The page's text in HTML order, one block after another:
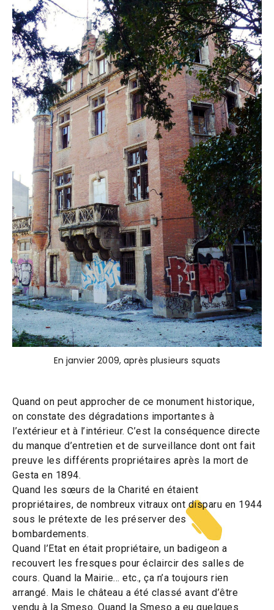
En janvier 2009, après plusieurs squats
Quand on peut approcher de ce monument historique,
on constate des dégradations importantes à
l’extérieur et à l’intérieur. C’est la conséquence directe
du manque d’entretien et de surveillance dont ont fait
preuve les différents propriétaires après la mort de
Gesta en 1894.
Quand les sœurs de la Charité en étaient
propriétaires, de nombreux vitraux ont disparu en 1944
sous le prétexte de les préserver des
bombardements.
Quand l’Etat en était propriétaire, un badigeon a
recouvert les fresques pour éclaircir des salles de
cours. Quand la Mairie… etc., ça n’a toujours rien
arrangé. Mais le château a été classé avant d’être
vendu à la Smeso. Quand la Smeso a eu quelques